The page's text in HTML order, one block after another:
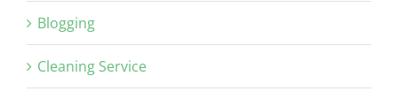
Blogging
Cleaning Service